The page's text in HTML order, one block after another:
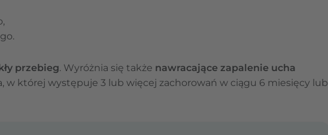
przebieg. Wyróżnia się także nawracające zapalenie ucha
w której występuje 3 lub więcej zachorowań w ciągu 6 miesięcy lub